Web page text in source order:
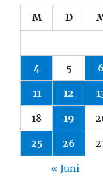
M D
4 5 6
11 12
18 19
25 26
« Juni